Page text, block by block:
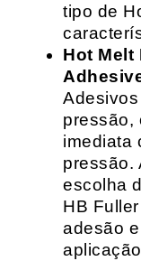
tipo de
Hot Melt
pressão,
imediata
pressão.
escolha
HB
adesão